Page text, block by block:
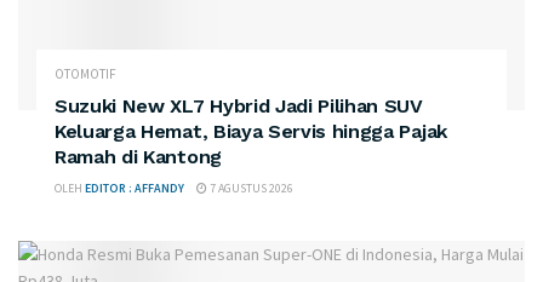
OTOMOTIF
Suzuki New XL7 Hybrid Jadi Pilihan SUV
Keluarga Hemat, Biaya Servis hingga Pajak
Ramah di Kantong
OLEH EDITOR : AFFANDY 7 AGUSTUS 2026